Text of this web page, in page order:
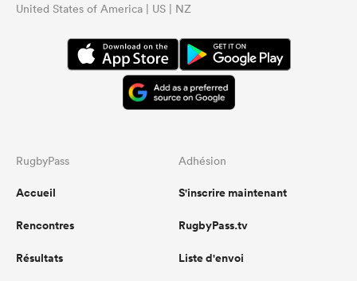
United States of America | US | NZ
RugbyPass
Accueil
Rencontres
Résultats
Adhésion
S'inscrire maintenant
RugbyPass.tv
Liste d'envoi